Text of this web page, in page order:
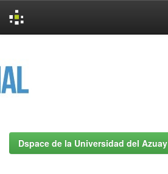
Dspace de la Universidad del Azuay